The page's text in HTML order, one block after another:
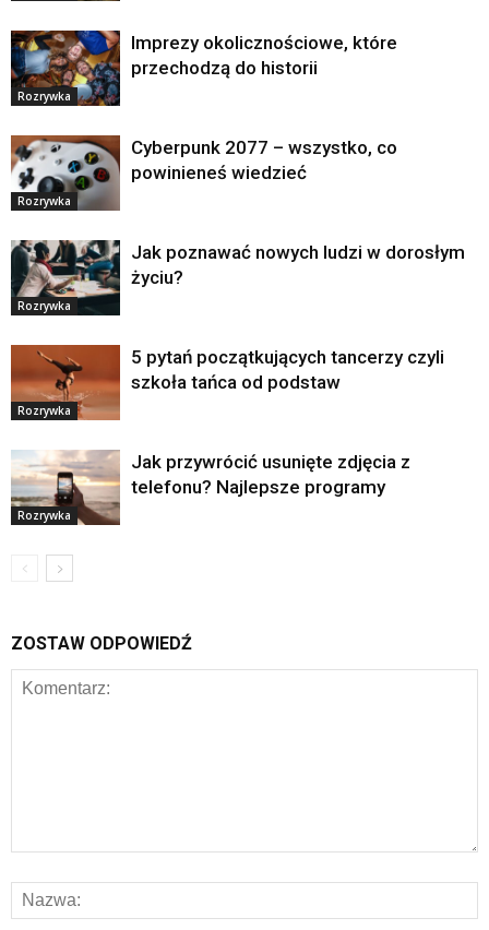
Rozrywka
Imprezy okolicznościowe, które
przechodzą do historii
Rozrywka
Cyberpunk 2077 – wszystko, co
powinieneś wiedzieć
Rozrywka
Jak poznawać nowych ludzi w dorosłym
życiu?
Rozrywka
5 pytań początkujących tancerzy czyli
szkoła tańca od podstaw
Rozrywka
Jak przywrócić usunięte zdjęcia z
telefonu? Najlepsze programy
ZOSTAW ODPOWIEDŹ